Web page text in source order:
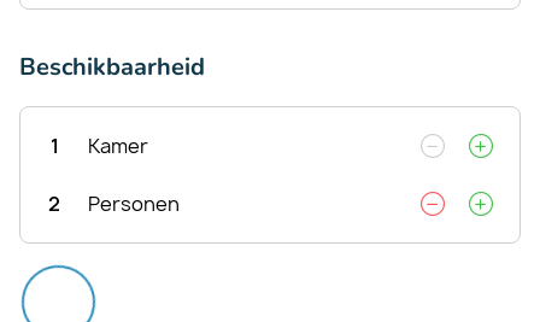
Beschikbaarheid
1 Kamer
2 Personen